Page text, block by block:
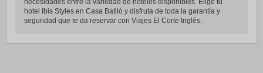
necesidades entre la variedad de hoteles disponibles. Elige tu
hotel Ibis Styles en Casa Batlló y disfruta de toda la garantía y
seguridad que te da reservar con Viajes El Corte Inglés.